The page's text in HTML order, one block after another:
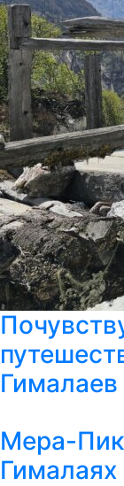
Гималаев
Мера-
Гималаях